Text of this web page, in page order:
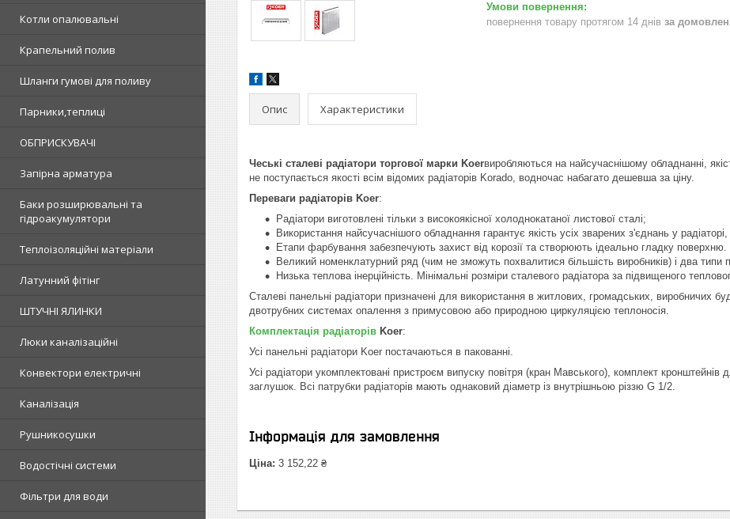
Котли опалювальні
Крапельний полив
Шланги гумові для поливу
Парники,теплиці
ОБПРИСКУВАЧІ
Запірна арматура
Баки розширювальні та
гідроакумулятори
Теплоізоляційні матеріали
Латунний фітінг
ШТУЧНІ ЯЛИНКИ
Люки каналізаційні
Конвектори електричні
Каналізація
Рушникосушки
Водостічні системи
Фільтри для води
повернення товару протягом 14 днів за
Опис Характеристики
Чеські сталеві радіатори торгової марки Koerвиробляються на найсучаснішому обладнанні,
не поступається якості всім відомих радіаторів Korado, водночас набагато дешевша за ціну.
Переваги радіаторів Koer:
Радіатори виготовлені тільки з високоякісної холоднокатаної листової сталі;
Використання найсучаснішого обладнання гарантує якість усіх зварених з'єднань у
Етапи фарбування забезпечують захист від корозії та створюють ідеально гладку поверхню.
Великий номенклатурний ряд (чим не зможуть похвалитися більшість виробників) і два типи
Низька теплова інерційність. Мінімальні розміри сталевого радіатора за підвищеного
Сталеві панельні радіатори призначені для використання в житлових, громадських, виробничих
двотрубних системах опалення з примусовою або природною циркуляцією теплоносія.
Комплектація радіаторів Koer:
Усі панельні радіатори Koer постачаються в пакованні.
Усі радіатори укомплектовані пристроєм випуску повітря (кран Мавського), комплект кронштейнів
заглушок. Всі патрубки радіаторів мають однаковий діаметр із внутрішньою різзю G 1/2.
Інформація для замовлення
Ціна: 3 152,22 ₴